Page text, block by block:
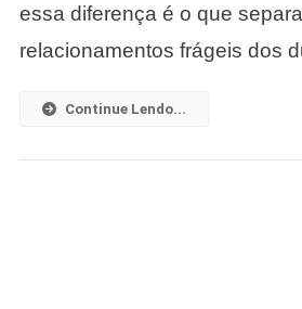
essa diferença é o que
relacionamentos frágeis dos
Continue Lendo...